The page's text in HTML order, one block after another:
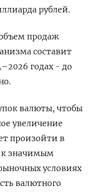
рублей.
продаж
составит
годах - до
валюты, чтобы
увеличение
произойти в
к значимым
условиях
валютного